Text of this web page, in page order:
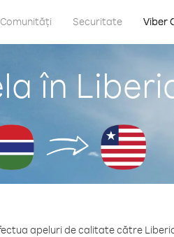
Comunități Securitate Viber
în
apeluri de calitate către